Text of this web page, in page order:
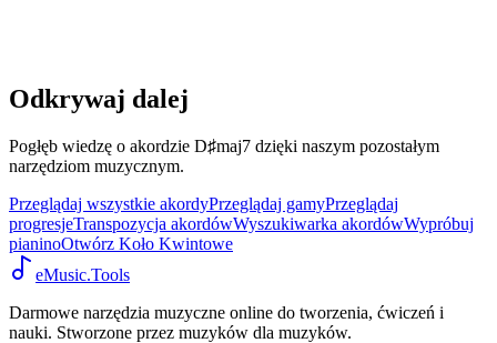
Odkrywaj dalej
Pogłęb wiedzę o akordzie D♯maj7 dzięki naszym pozostałym
narzędziom muzycznym.
Przeglądaj wszystkie akordyPrzeglądaj gamyPrzeglądaj
progresjeTranspozycja akordówWyszukiwarka akordówWypróbuj
pianinoOtwórz Koło Kwintowe
eMusic.Tools
Darmowe narzędzia muzyczne online do tworzenia, ćwiczeń i
nauki. Stworzone przez muzyków dla muzyków.